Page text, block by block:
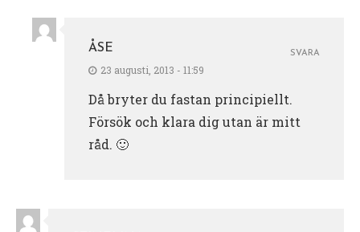
ÅSE
23 augusti, 2013 - 11:59
Då bryter du fastan principiellt.
Försök och klara dig utan är mitt
råd. 🙂
SVARA